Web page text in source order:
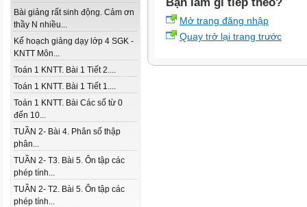
Bài giảng rất sinh động. Cảm ơn
thầy N nhiều...
Kế hoạch giảng dạy lớp 4 SGK -
KNTT Môn...
Toán 1 KNTT. Bài 1 Tiết 2....
Toán 1 KNTT. Bài 1 Tiết 1....
Toán 1 KNTT. Bài Các số từ 0
đến 10...
TUẦN 2- Bài 4. Phân số thập
phân...
TUẦN 2- T3. Bài 5. Ôn tập các
phép tính...
TUẦN 2- T2. Bài 5. Ôn tập các
phép tính...
Mở trang đăng nhập
Quay trở lại trang trước